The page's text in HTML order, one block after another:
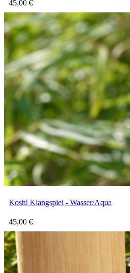
45,00 €
Koshi Klangspiel - Wasser/Aqua
45,00 €